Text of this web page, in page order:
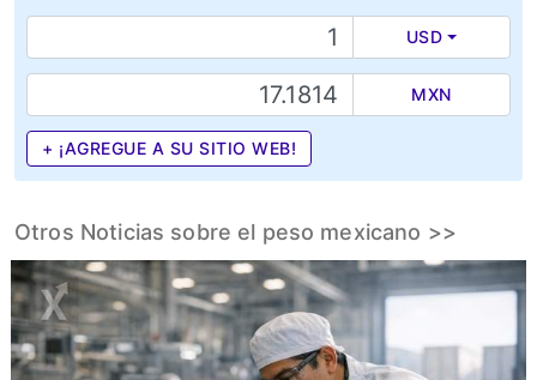
USD
MXN
+ ¡AGREGUE A SU SITIO WEB!
Otros Noticias sobre el peso mexicano >>